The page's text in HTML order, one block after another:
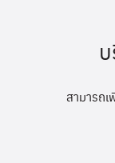
สามารถ